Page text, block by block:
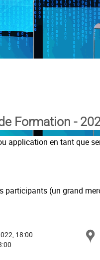
Formation -
application en tant que
participants (un grand
18:00